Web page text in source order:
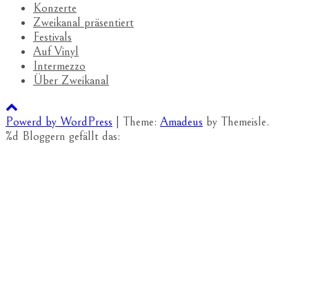
Konzerte
Zweikanal präsentiert
Festivals
Auf Vinyl
Intermezzo
Über Zweikanal
Powerd by WordPress Theme: Amadeus by Themeisle.
%d Bloggern gefällt das: